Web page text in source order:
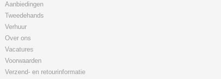
Aanbiedingen
Tweedehands
Verhuur
Over ons
Vacatures
Voorwaarden
Verzend- en retourinformatie